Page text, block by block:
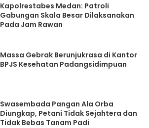
Kapolrestabes Medan: Patroli
Gabungan Skala Besar Dilaksanakan
Pada Jam Rawan
Massa Gebrak Berunjukrasa di Kantor
BPJS Kesehatan Padangsidimpuan
Swasembada Pangan Ala Orba
Diungkap, Petani Tidak Sejahtera dan
Tidak Bebas Tanam Padi